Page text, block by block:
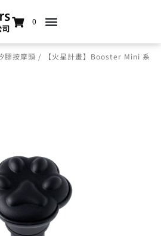
0
膠按摩頭 / 【火星計畫】Booster Mini 系